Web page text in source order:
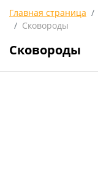
Главная страница
Сковороды
Сковороды